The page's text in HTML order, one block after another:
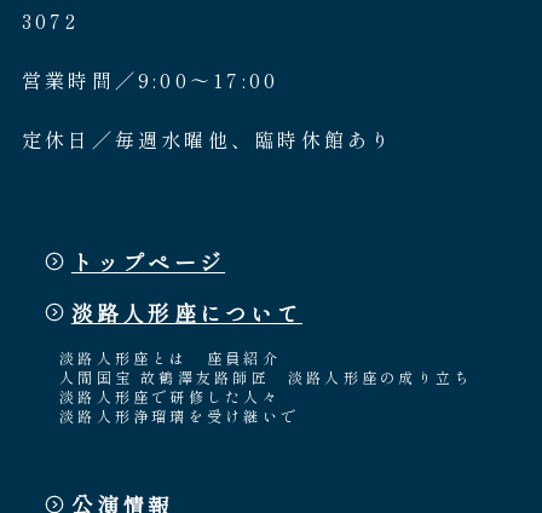
3072
営業時間／9:00〜17:00
定休日／毎週水曜他、臨時休館あり
トップページ
淡路人形座について
淡路人形座とは
座員紹介
人間国宝 故鶴澤友路師匠
淡路人形座の成り立ち
淡路人形座で研修した人々
淡路人形浄瑠璃を受け継いで
公演情報